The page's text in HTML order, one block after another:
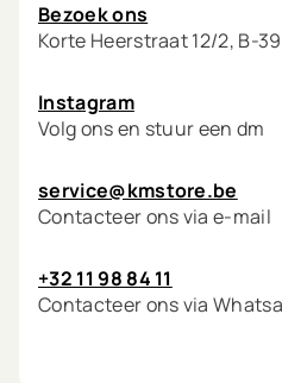
Bezoek ons
Korte Heerstraat 12/2, B-
Instagram
Volg ons en stuur een dm
service@kmstore.be
Contacteer ons via e-mail
+32 11 98 84 11
Contacteer ons via